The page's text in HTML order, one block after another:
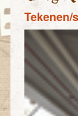
Tekenen/